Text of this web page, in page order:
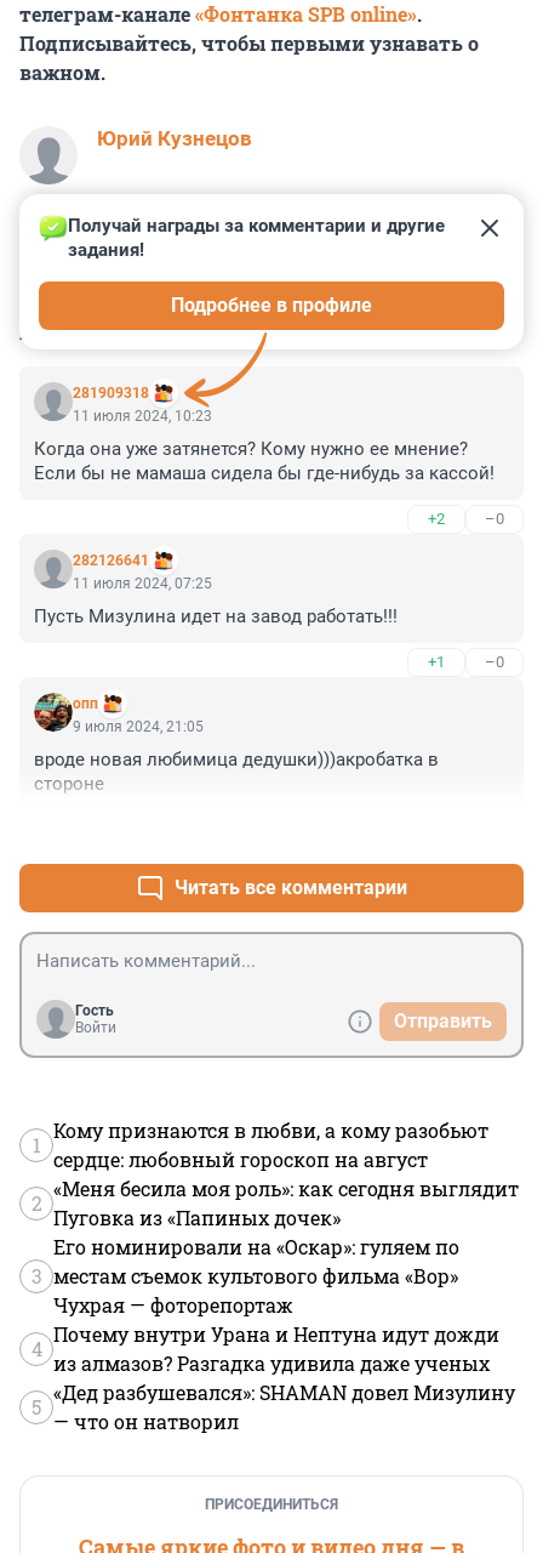
телеграм-канале«Фонтанка SPB online».
Подписывайтесь, чтобы первыми узнавать о
важном.
Юрий Кузнецов
КОММЕНТАРИИ 23
281909318
Получай награды за комментарии и другие
задания!
Подробнее в профиле
11 июля 2024, 10:23
Когда она уже затянется? Кому нужно ее мнение?
Если бы не мамаша сидела бы где-нибудь за кассой!
+2 –0
282126641
11 июля 2024, 07:25
Пусть Мизулина идет на завод работать!!!
+1 –0
опп
9 июля 2024, 21:05
вроде новая любимица дедушки)))акробатка в
стороне
Читать все комментарии
Гость
Войти
Отправить
1
Кому признаются в любви, а кому разобьют
сердце: любовный гороскоп на август
2
«Меня бесила моя роль»: как сегодня выглядит
Пуговка из «Папиных дочек»
3
Его номинировали на «Оскар»: гуляем по
местам съемок культового фильма «Вор»
Чухрая — фоторепортаж
4
Почему внутри Урана и Нептуна идут дожди
из алмазов? Разгадка удивила даже ученых
5
«Дед разбушевался»: SHAMAN довел Мизулину
— что он натворил
ПРИСОЕДИНИТЬСЯ
Самые яркие фото и видео дня — в